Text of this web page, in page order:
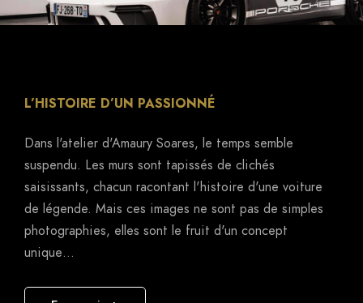
Dans l'atelier d'Amaury Soares, le temps semble
saisissants, chacun racontant l'histoire d'une voiture
de légende. Mais ces images ne sont pas de simples
photographies, elles sont le fruit d'un concept
unique…